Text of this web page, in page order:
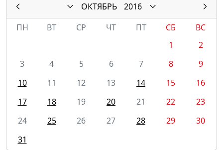
ОКТЯБРЬ
2016
ПН
ВТ СР ЧТ ПТ СБ
ВС
1
2
3
4 5 6 7 8
9
10
11 12 13 14 15
16
17
18 19 20 21 22
23
24
25 26 27 28 29
30
31